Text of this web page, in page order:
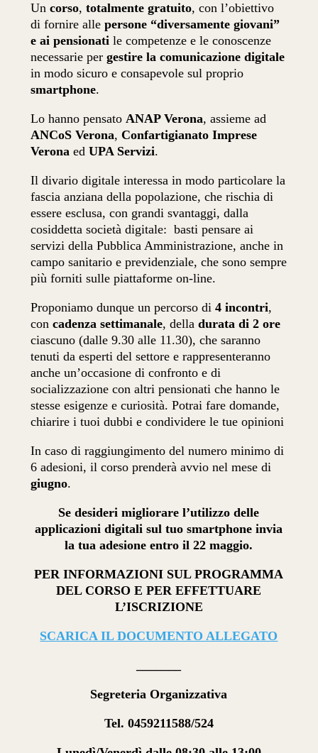
Uncorso,totalmente gratuito, con l’obiettivo
di fornire allepersone “diversamente giovani”
e ai pensionati le competenze e le conoscenze
necessarie pergestire la comunicazione digitale
in modo sicuro e consapevole sul proprio
smartphone.
Lo hanno pensatoANAP Verona, assieme ad
ANCoS Verona, Confartigianato Imprese
Verona edUPA Servizi.
Il divario digitale interessa in modo particolare la
fascia anziana della popolazione, che rischia di
essere esclusa, con grandi svantaggi, dalla
cosiddetta società digitale: basti pensare ai
servizi della Pubblica Amministrazione, anche in
campo sanitario e previdenziale, che sono sempre
più forniti sulle piattaforme on-line.
Proponiamo dunque un percorso di4 incontri,
concadenza settimanale, delladurata di 2 ore
ciascuno (dalle 9.30 alle 11.30), che saranno
tenuti da esperti del settore e rappresenteranno
anche un’occasione di confronto e di
socializzazione con altri pensionati che hanno le
stesse esigenze e curiosità. Potrai fare domande,
chiarire i tuoi dubbi e condividere le tue opinioni
In caso di raggiungimento del numero minimo di
6 adesioni, il corso prenderà avvio nel mese di
giugno.
Se desideri migliorare l’utilizzo delle
applicazioni digitali sul tuo smartphone invia
la tua adesione entro il 22 maggio.
PER INFORMAZIONI SUL PROGRAMMA
DEL CORSO E PER EFFETTUARE
L’ISCRIZIONE
SCARICA IL DOCUMENTO ALLEGATO
Segreteria Organizzativa
Tel. 0459211588/524